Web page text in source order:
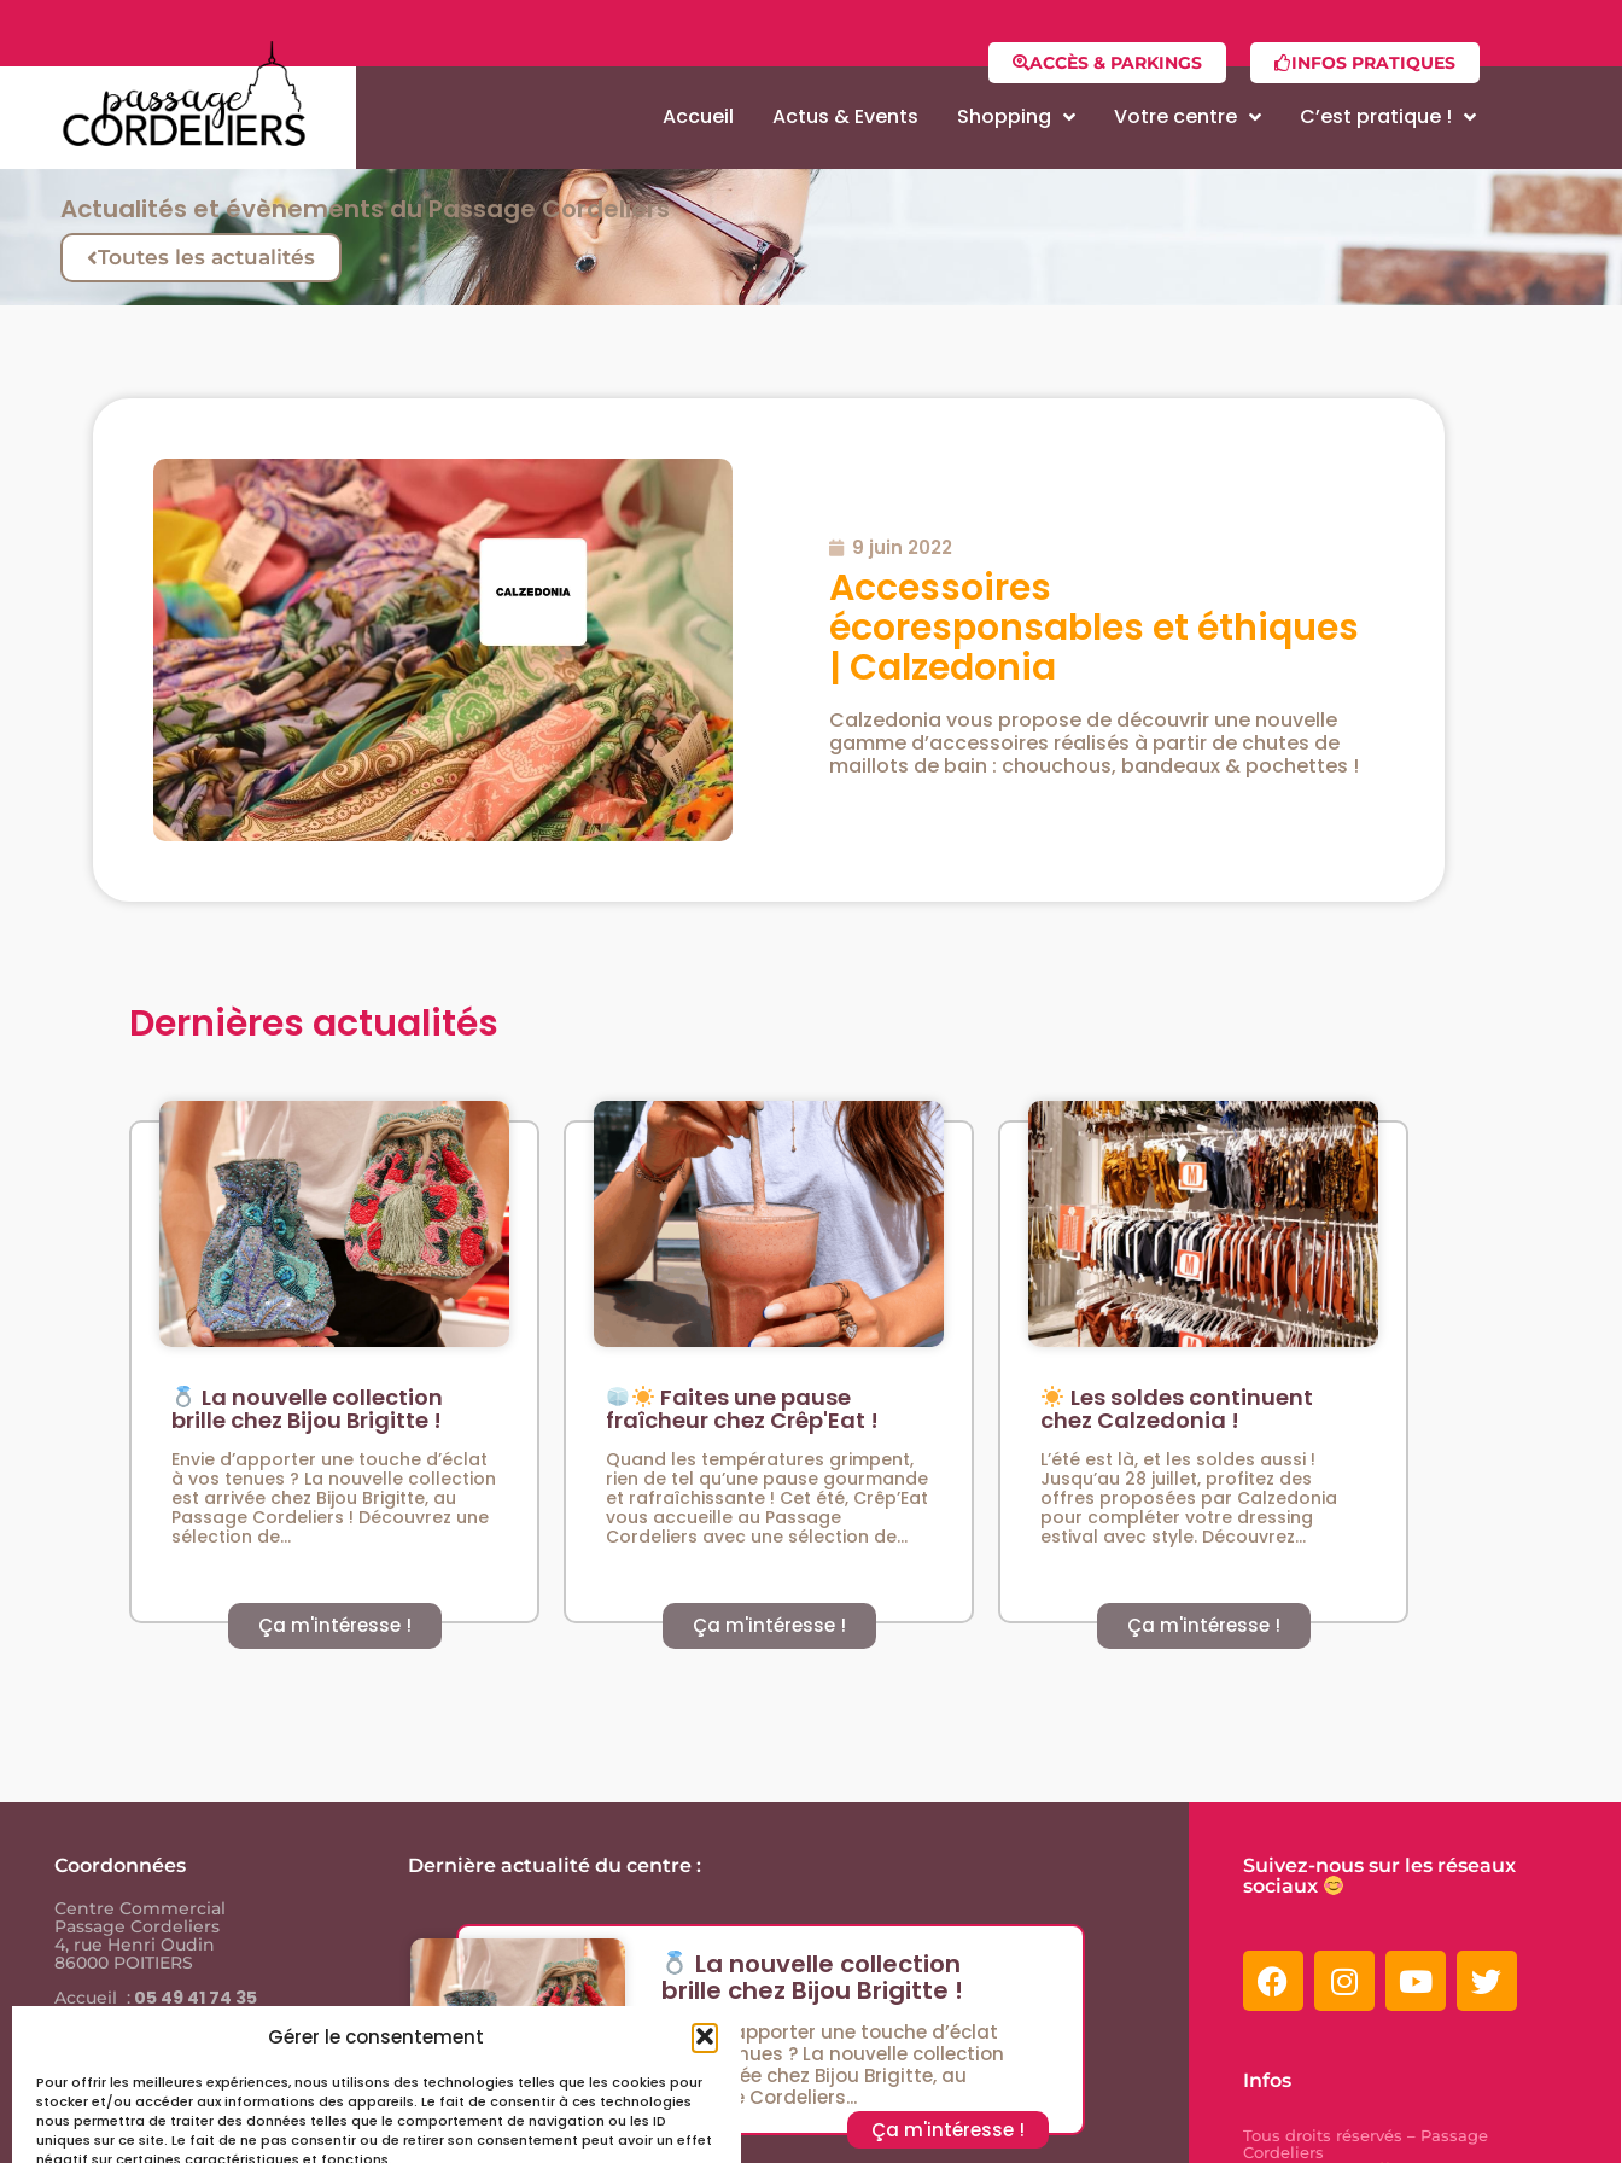
Gérer le consentement
Pour offrir les meilleures expériences, nous utilisons des technologies telles que les cookies pour
stocker et/ou accéder aux informations des appareils. Le fait de consentir à ces technologies
nous permettra de traiter des données telles que le comportement de navigation ou les ID
uniques sur ce site. Le fait de ne pas consentir ou de retirer son consentement peut avoir un effet
ACCÈS & PARKINGS INFOS PRATIQUES
Accueil Actus & Events Shopping Votre centre C’est pratique !
Actualités et évènements du Passage Cordeliers
Toutes les actualités
9 juin 2022
Accessoires
écoresponsables et éthiques
| Calzedonia
Calzedonia vous propose de découvrir une nouvelle
gamme d’accessoires réalisés à partir de chutes de
maillots de bain : chouchous, bandeaux & pochettes !
Dernières actualités
La nouvelle collection
brille chez Bijou Brigitte !
Envie d’apporter une touche d’éclat
à vos tenues ? La nouvelle collection
est arrivée chez Bijou Brigitte, au
Passage Cordeliers ! Découvrez une
sélection de...
Ça m'intéresse !
Faites une pause
fraîcheur chez Crêp'Eat !
Quand les températures grimpent,
rien de tel qu’une pause gourmande
et rafraîchissante ! Cet été, Crêp’Eat
vous accueille au Passage
Cordeliers avec une sélection de...
Ça m'intéresse !
Les soldes continuent
chez Calzedonia !
L’été est là, et les soldes aussi !
Jusqu’au 28 juillet, profitez des
offres proposées par Calzedonia
pour compléter votre dressing
estival avec style. Découvrez...
Ça m'intéresse !
Coordonnées
Centre Commercial
Passage Cordeliers
4, rue Henri Oudin
86000 POITIERS
Accueil : 05 49 41 74 35
Liens utiles
Actus & events
Dernière actualité du centre :
La nouvelle collection
brille chez Bijou Brigitte !
Envie d’apporter une touche d’éclat
à vos tenues ? La nouvelle collection
est arrivée chez Bijou Brigitte, au
Passage Cordeliers...
Ça m'intéresse !
Suivez-nous sur les réseaux
sociaux
Infos
Tous droits réservés – Passage
Cordeliers